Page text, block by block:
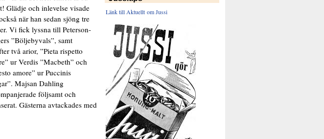
Glädje och inlevelse visade
när han sedan sjöng tre
Vi fick lyssna till Peterson-
”Böljebyvals”, samt
två arior, ”Pieta rispetto
ur Verdis ”Macbeth” och
amore” ur Puccinis
Majsan Dahling
följsamt och
Gästerna avtackades med
Länk till Aktuellt om Jussi